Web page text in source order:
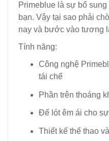
Primeblue là sự bổ
bạn. Vậy tại sao phải
nay và bước vào tương
Tính năng:
Công nghệ
tái chế
Phần trên thoáng
Đế lót êm ái cho
Thiết kế thể thao